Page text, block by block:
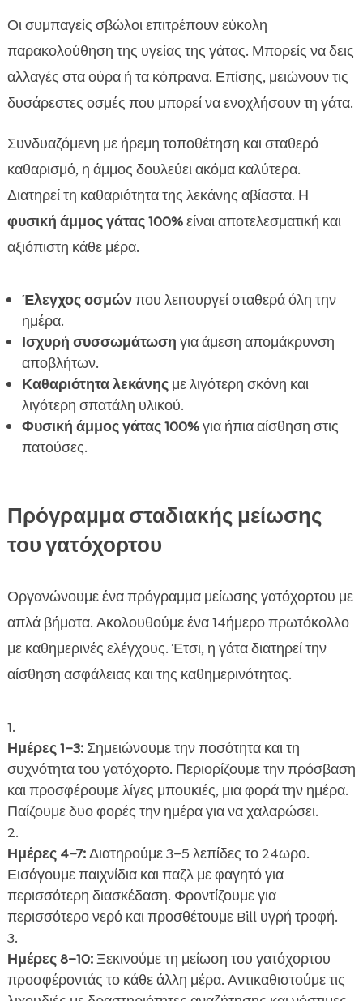
Οι συμπαγείς σβώλοι επιτρέπουν εύκολη
παρακολούθηση της υγείας της γάτας. Μπορείς να δεις
αλλαγές στα ούρα ή τα κόπρανα. Επίσης, μειώνουν τις
δυσάρεστες οσμές που μπορεί να ενοχλήσουν τη γάτα.
Συνδυαζόμενη με ήρεμη τοποθέτηση και σταθερό
καθαρισμό, η άμμος δουλεύει ακόμα καλύτερα.
Διατηρεί τη καθαριότητα της λεκάνης αβίαστα. Η
φυσική άμμος γάτας 100%είναι αποτελεσματική και
αξιόπιστη κάθε μέρα.
Έλεγχος οσμώνπου λειτουργεί σταθερά όλη την
ημέρα.
Ισχυρή συσσωμάτωση για άμεση απομάκρυνση
αποβλήτων.
Καθαριότητα λεκάνηςμε λιγότερη σκόνη και
λιγότερη σπατάλη υλικού.
Φυσική άμμος γάτας 100%για ήπια αίσθηση στις
πατούσες.
Πρόγραμμα σταδιακής μείωσης
του γατόχορτου
Οργανώνουμε ένα πρόγραμμα μείωσης γατόχορτου με
απλά βήματα. Ακολουθούμε ένα 14ήμερο πρωτόκολλο
με καθημερινές ελέγχους. Έτσι, η γάτα διατηρεί την
αίσθηση ασφάλειας και της καθημερινότητας.
Ημέρες 1–3:Σημειώνουμε την ποσότητα και τη
συχνότητα του γατόχορτο. Περιορίζουμε την πρόσβαση
και προσφέρουμε λίγες μπουκιές, μια φορά την ημέρα.
Παίζουμε δυο φορές την ημέρα για να χαλαρώσει.
Ημέρες 4–7:Διατηρούμε 3–5 λεπίδες το 24ωρο.
Εισάγουμε παιχνίδια και παζλ με φαγητό για
περισσότερη διασκέδαση. Φροντίζουμε για
περισσότερο νερό και προσθέτουμε Bill υγρή τροφή.
Ημέρες 8–10:Ξεκινούμε τη μείωση του γατόχορτου
προσφέροντάς το κάθε άλλη μέρα. Αντικαθιστούμε τις